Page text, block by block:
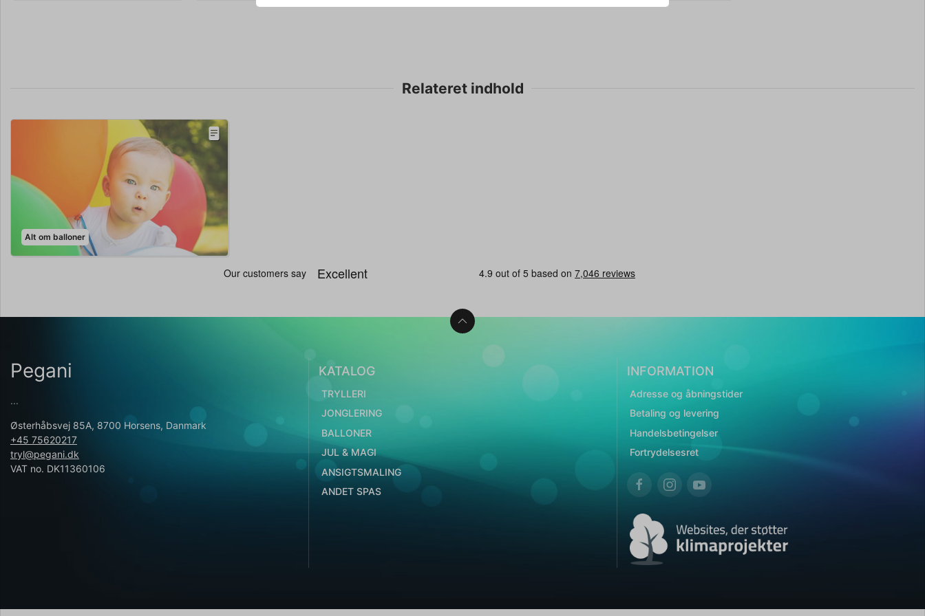
Relateret indhold
Alt om balloner
Pegani
...
Østerhåbsvej 85A, 8700 Horsens, Danmark
+45 75620217
tryl@pegani.dk
VAT no. DK11360106
KATALOG
TRYLLERI
JONGLERING
BALLONER
JUL & MAGI
ANSIGTSMALING
ANDET SPAS
INFORMATION
Adresse og åbningstider
Betaling og levering
Handelsbetingelser
Fortrydelsesret